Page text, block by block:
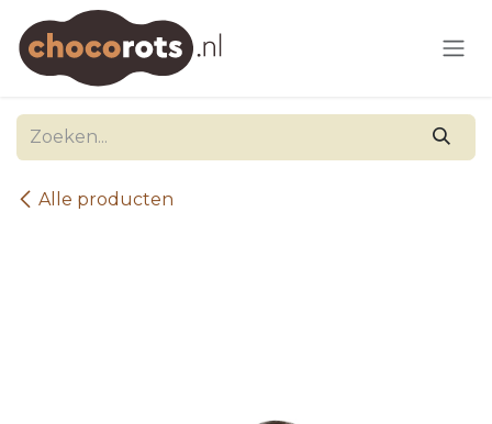
Overslaan naar inhoud
Alle producten